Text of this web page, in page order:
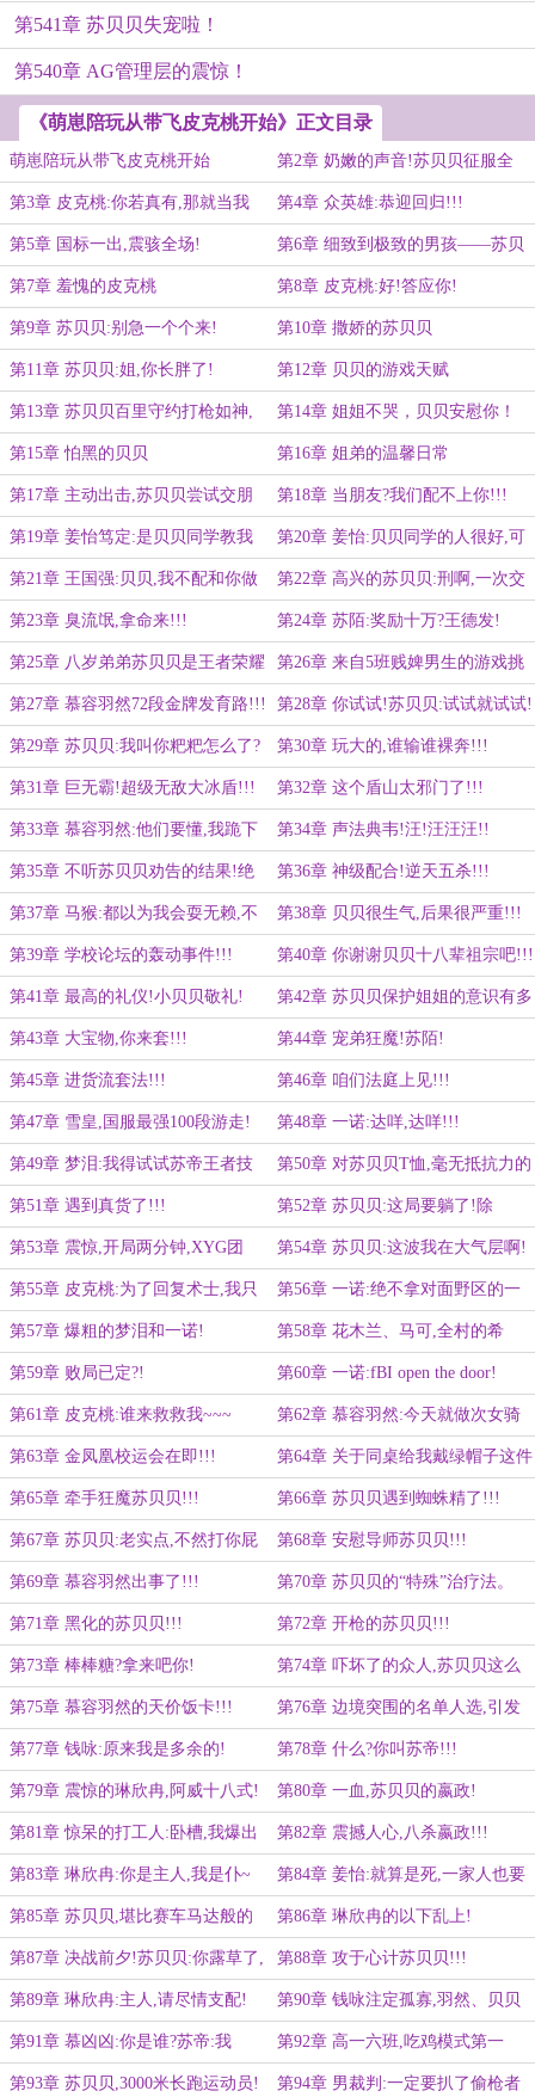
第541章 苏贝贝失宠啦！
第540章 AG管理层的震惊！
《萌崽陪玩从带飞皮克桃开始》正文目录
萌崽陪玩从带飞皮克桃开始 第2章 奶嫩的声音!苏贝贝征服全
场!!!
第3章 皮克桃:你若真有,那就当我
cp!!!
第4章 众英雄:恭迎回归!!!
第5章 国标一出,震骇全场! 第6章 细致到极致的男孩——苏贝
贝!
第7章 羞愧的皮克桃 第8章 皮克桃:好!答应你!
第9章 苏贝贝:别急一个个来! 第10章 撒娇的苏贝贝
第11章 苏贝贝:姐,你长胖了! 第12章 贝贝的游戏天赋
第13章 苏贝贝百里守约打枪如神,
苏陌方寸大乱!
第14章 姐姐不哭，贝贝安慰你！
第15章 怕黑的贝贝 第16章 姐弟的温馨日常
第17章 主动出击,苏贝贝尝试交朋
友
第18章 当朋友?我们配不上你!!!
第19章 姜怡笃定:是贝贝同学教我
的
第20章 姜怡:贝贝同学的人很好,可
以交流
第21章 王国强:贝贝,我不配和你做
朋友
第22章 高兴的苏贝贝:刑啊,一次交
了两个朋友
第23章 臭流氓,拿命来!!! 第24章 苏陌:奖励十万?王德发!
第25章 八岁弟弟苏贝贝是王者荣耀
大佬?!!
第26章 来自5班贱婢男生的游戏挑
战!
第27章 慕容羽然72段金牌发育路!!! 第28章 你试试!苏贝贝:试试就试试!
第29章 苏贝贝:我叫你粑粑怎么了? 第30章 玩大的,谁输谁裸奔!!!
第31章 巨无霸!超级无敌大冰盾!!! 第32章 这个盾山太邪门了!!!
第33章 慕容羽然:他们要懂,我跪下
喊自己是白痴!
第34章 声法典韦!汪!汪汪汪!!
第35章 不听苏贝贝劝告的结果!绝
境!被五人包围了!
第36章 神级配合!逆天五杀!!!
第37章 马猴:都以为我会耍无赖,不
履行赌约是吧!
第38章 贝贝很生气,后果很严重!!!
第39章 学校论坛的轰动事件!!! 第40章 你谢谢贝贝十八辈祖宗吧!!!
第41章 最高的礼仪!小贝贝敬礼! 第42章 苏贝贝保护姐姐的意识有多
强!
第43章 大宝物,你来套!!! 第44章 宠弟狂魔!苏陌!
第45章 进货流套法!!! 第46章 咱们法庭上见!!!
第47章 雪皇,国服最强100段游走! 第48章 一诺:达咩,达咩!!!
第49章 梦泪:我得试试苏帝王者技
术的深浅!
第50章 对苏贝贝T恤,毫无抵抗力的
慕容羽然!
第51章 遇到真货了!!! 第52章 苏贝贝:这局要躺了!除
非……
第53章 震惊,开局两分钟,XYG团
灭!!!
第54章 苏贝贝:这波我在大气层啊!
第55章 皮克桃:为了回复术士,我只
好蹭网了
第56章 一诺:绝不拿对面野区的一
针一线!!!
第57章 爆粗的梦泪和一诺! 第58章 花木兰、马可,全村的希
望!!!
第59章 败局已定?! 第60章 一诺:fBI open the door!
第61章 皮克桃:谁来救救我~~~ 第62章 慕容羽然:今天就做次女骑
士,打死你这白眼狼!
第63章 金凤凰校运会在即!!! 第64章 关于同桌给我戴绿帽子这件
事!
第65章 牵手狂魔苏贝贝!!! 第66章 苏贝贝遇到蜘蛛精了!!!
第67章 苏贝贝:老实点,不然打你屁
屁!
第68章 安慰导师苏贝贝!!!
第69章 慕容羽然出事了!!! 第70章 苏贝贝的“特殊”治疗法。
第71章 黑化的苏贝贝!!! 第72章 开枪的苏贝贝!!!
第73章 棒棒糖?拿来吧你! 第74章 吓坏了的众人,苏贝贝这么
狠?
第75章 慕容羽然的天价饭卡!!! 第76章 边境突围的名单人选,引发
的争执
第77章 钱咏:原来我是多余的! 第78章 什么?你叫苏帝!!!
第79章 震惊的琳欣冉,阿威十八式! 第80章 一血,苏贝贝的嬴政!
第81章 惊呆的打工人:卧槽,我爆出
的装备呢?
第82章 震撼人心,八杀嬴政!!!
第83章 琳欣冉:你是主人,我是仆~ 第84章 姜怡:就算是死,一家人也要
整整齐齐。
第85章 苏贝贝,堪比赛车马达般的
手速!
第86章 琳欣冉的以下乱上!
第87章 决战前夕!苏贝贝:你露草了,
快收收屁股!
第88章 攻于心计苏贝贝!!!
第89章 琳欣冉:主人,请尽情支配! 第90章 钱咏注定孤寡,羽然、贝贝
大决战!
第91章 慕凶凶:你是谁?苏帝:我
是……
第92章 高一六班,吃鸡模式第一
名!!!
第93章 苏贝贝,3000米长跑运动员! 第94章 男裁判:一定要扒了偷枪者